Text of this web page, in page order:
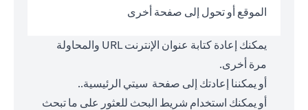
الموقع أو تحول إلى صفحة أخرى
يمكنك إعادة كتابة عنوان الإنترنت URL والمحاولة
مرة أخرى.
أو يمكننا إعادتك إلى صفحة سيتي الرئيسية..
أو يمكنك استخدام شريط البحث للعثور على ما تبحث